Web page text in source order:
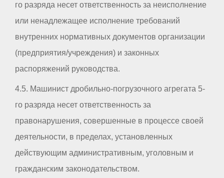
го разряда несет ответственность за неисполнение
или ненадлежащее исполнение требований
внутренних нормативных документов организации
(предприятия/учреждения) и законных
распоряжений руководства.
4.5. Машинист дробильно-погрузочного агрегата 5-
го разряда несет ответственность за
правонарушения, совершенные в процессе своей
деятельности, в пределах, установленных
действующим административным, уголовным и
гражданским законодательством.